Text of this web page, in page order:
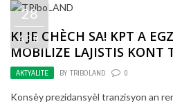
28
APR
KI JE CHÈCH SA! KPT A
MOBILIZE LAJISTIS KONT
AKTYALITE BY TRIBOLAND 0
Konsèy prezidansyèl tranzisyon an